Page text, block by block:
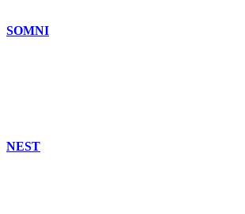
SOMNI
NEST